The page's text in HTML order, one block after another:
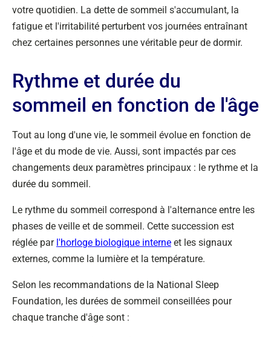
votre quotidien. La dette de sommeil s'accumulant, la
fatigue et l'irritabilité perturbent vos journées entraînant
chez certaines personnes une véritable peur de dormir.
Rythme et durée du
sommeil en fonction de l'âge
Tout au long d'une vie, le sommeil évolue en fonction de
l'âge et du mode de vie. Aussi, sont impactés par ces
changements deux paramètres principaux : le rythme et la
durée du sommeil.
Le rythme du sommeil correspond à l'alternance entre les
phases de veille et de sommeil. Cette succession est
réglée par l'horloge biologique interne et les signaux
externes, comme la lumière et la température.
Selon les recommandations de la National Sleep
Foundation, les durées de sommeil conseillées pour
chaque tranche d'âge sont :